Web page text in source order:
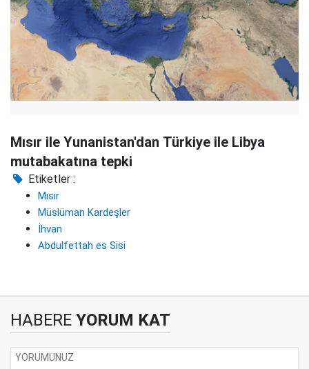
Mısır ile Yunanistan'dan Türkiye ile Libya
mutabakatına tepki
Etiketler :
Mısır
Müslüman Kardeşler
İhvan
Abdulfettah es Sisi
HABERE YORUM KAT